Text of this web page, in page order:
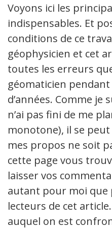
Voyons ici les
indispensables. Et
conditions de ce
géophysicien et cet
toutes les erreurs
géomaticien
d’années. Comme je
n’ai pas fini de me
monotone), il se peut
mes propos ne soit
cette page vous
laisser vos
autant pour moi
lecteurs de cet article.
auquel on est